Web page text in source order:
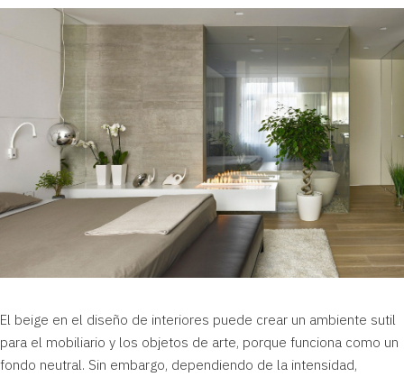
El beige en el diseño de interiores puede crear un ambiente sutil
para el mobiliario y los objetos de arte, porque funciona como un
fondo neutral. Sin embargo, dependiendo de la intensidad,